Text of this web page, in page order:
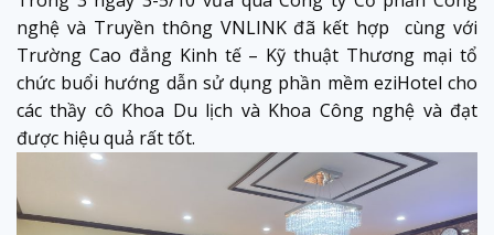
nghệ và Truyền thông VNLINK đã kết hợp cùng với
Trường Cao đẳng Kinh tế – Kỹ thuật Thương mại tổ
chức buổi hướng dẫn sử dụng phần mềm eziHotel cho
các thầy cô Khoa Du lịch và Khoa Công nghệ và đạt
được hiệu quả rất tốt.